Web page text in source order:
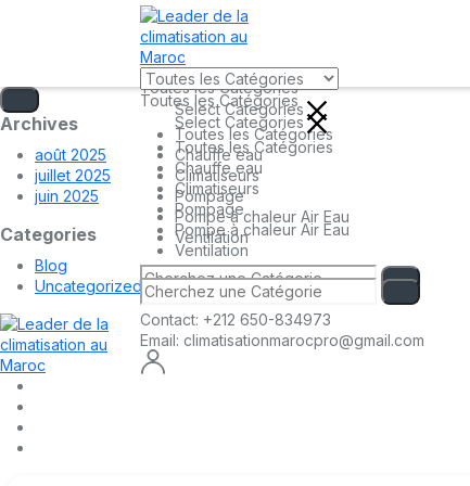
Archives
août 2025
juillet 2025
juin 2025
Categories
Blog
Uncategorized
Toutes les Catégories
Select Categories
Toutes les Catégories
Chauffe eau
Climatiseurs
Pompage
Pompe à chaleur Air Eau
Ventilation
Contact: +212 650-834973
Email: climatisationmarocpro@gmail.com
Toutes les Catégories
Select Categories
Toutes les Catégories
Chauffe eau
Climatiseurs
Pompage
Pompe à chaleur Air Eau
Ventilation